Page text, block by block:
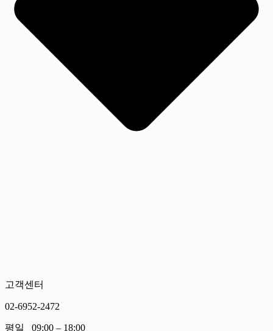
고객센터
02-6952-2472
평일 09:00 – 18:00